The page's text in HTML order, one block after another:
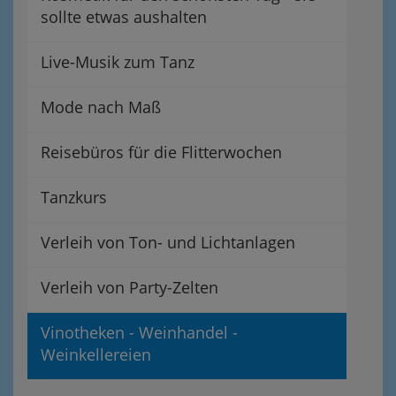
sollte etwas aushalten
Live-Musik zum Tanz
Mode nach Maß
Reisebüros für die Flitterwochen
Tanzkurs
Verleih von Ton- und Lichtanlagen
Verleih von Party-Zelten
Vinotheken - Weinhandel -
Weinkellereien